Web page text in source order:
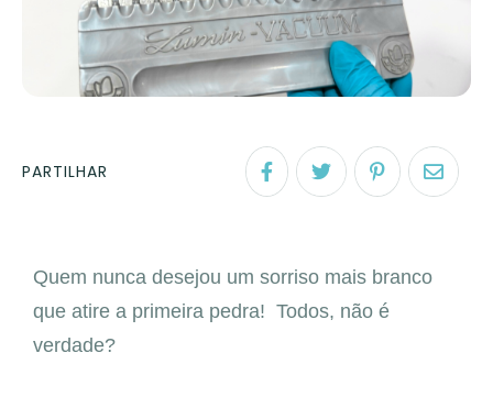
PARTILHAR
Quem nunca desejou um sorriso mais branco
que atire a primeira pedra! Todos, não é
verdade?